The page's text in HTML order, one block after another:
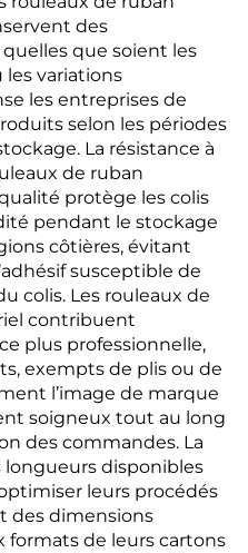
des
que soient les
variations
les entreprises de
selon les périodes
La résistance à
de ruban
protège les colis
pendant le stockage
côtières, évitant
susceptible de
colis. Les rouleaux de
contribuent
plus professionnelle,
exempts de plis ou de
l’image de marque
soigneux tout au long
des commandes. La
longueurs disponibles
leurs procédés
des dimensions
formats de leurs cartons